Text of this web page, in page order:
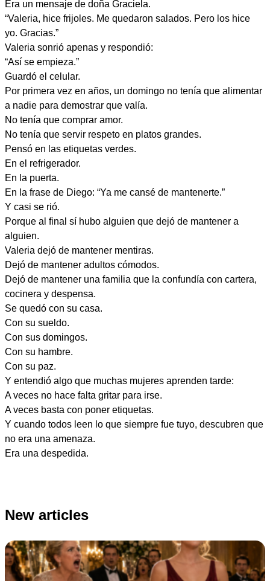
Era un mensaje de doña Graciela.
“Valeria, hice frijoles. Me quedaron salados. Pero los hice
yo. Gracias.”
Valeria sonrió apenas y respondió:
“Así se empieza.”
Guardó el celular.
Por primera vez en años, un domingo no tenía que alimentar
a nadie para demostrar que valía.
No tenía que comprar amor.
No tenía que servir respeto en platos grandes.
Pensó en las etiquetas verdes.
En el refrigerador.
En la puerta.
En la frase de Diego: “Ya me cansé de mantenerte.”
Y casi se rió.
Porque al final sí hubo alguien que dejó de mantener a
alguien.
Valeria dejó de mantener mentiras.
Dejó de mantener adultos cómodos.
Dejó de mantener una familia que la confundía con cartera,
cocinera y despensa.
Se quedó con su casa.
Con su sueldo.
Con sus domingos.
Con su hambre.
Con su paz.
Y entendió algo que muchas mujeres aprenden tarde:
A veces no hace falta gritar para irse.
A veces basta con poner etiquetas.
Y cuando todos leen lo que siempre fue tuyo, descubren que
no era una amenaza.
Era una despedida.
New articles